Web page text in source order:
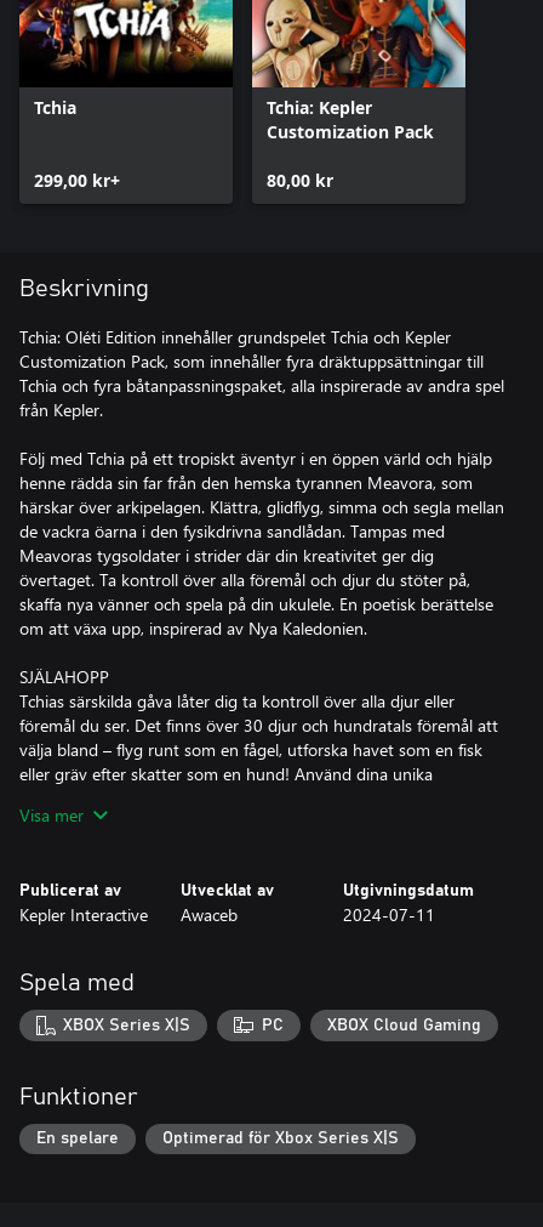
Tchia
299,00 kr+
Tchia: Kepler
Customization Pack
80,00 kr
Beskrivning
Tchia: Oléti Edition innehåller grundspelet Tchia och Kepler
Customization Pack, som innehåller fyra dräktuppsättningar till
Tchia och fyra båtanpassningspaket, alla inspirerade av andra spel
från Kepler.
Följ med Tchia på ett tropiskt äventyr i en öppen värld och hjälp
henne rädda sin far från den hemska tyrannen Meavora, som
härskar över arkipelagen. Klättra, glidflyg, simma och segla mellan
de vackra öarna i den fysikdrivna sandlådan. Tampas med
Meavoras tygsoldater i strider där din kreativitet ger dig
övertaget. Ta kontroll över alla föremål och djur du stöter på,
skaffa nya vänner och spela på din ukulele. En poetisk berättelse
om att växa upp, inspirerad av Nya Kaledonien.
SJÄLAHOPP
Tchias särskilda gåva låter dig ta kontroll över alla djur eller
föremål du ser. Det finns över 30 djur och hundratals föremål att
välja bland – flyg runt som en fågel, utforska havet som en fisk
eller gräv efter skatter som en hund! Använd dina unika
avslöja hemligheter.
Hoppa och glidflyg genom en stor arkipelag och använd
tricksystemet för att utföra häftiga stunttrick och dykningar.
begränsningar, till och med de fysikdrivna träden. Ge dig ut på
havets vågor och segla över turkosa laguner med din egen båt,
eller dyk bland korallrev och skeppsvrak.
Oavsett om du jammar lite på egen hand eller spelar med andra
Använd den under viktiga ögonblick i berättelsen, eller lås upp
melodier du kan spela när du vill för att exempelvis locka till dig
Visa mer
Publicerat av
Kepler Interactive
Utvecklat av
Awaceb
Utgivningsdatum
2024-07-11
Spela med
XBOX Series X|S PC XBOX Cloud Gaming
Funktioner
En spelare Optimerad för Xbox Series X|S